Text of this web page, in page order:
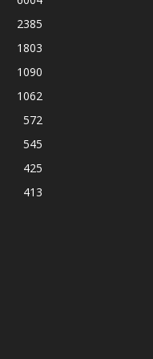
2385
1803
1090
1062
572
545
425
413